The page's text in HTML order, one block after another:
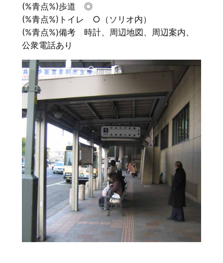
(%青点%)歩道 ◎
(%青点%)トイレ ○（ソリオ内）
(%青点%)備考 時計、周辺地図、周辺案内、
公衆電話あり